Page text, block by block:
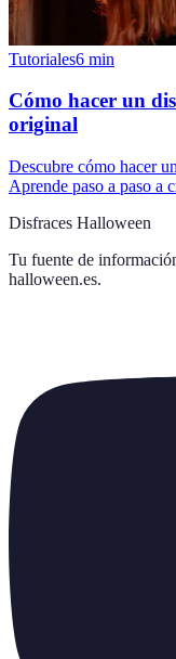
Tutoriales6 min
Cómo hacer un
original
Descubre cómo hacer
Aprende paso a paso a
Disfraces Halloween
Tu fuente de
halloween.es.